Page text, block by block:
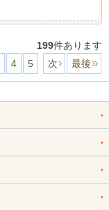
199件あります
4 5 次 最後